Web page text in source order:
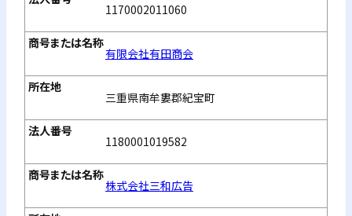
1170002011060
有限会社有田商会
三重県南牟婁郡紀宝町
1180001019582
株式会社三和広告